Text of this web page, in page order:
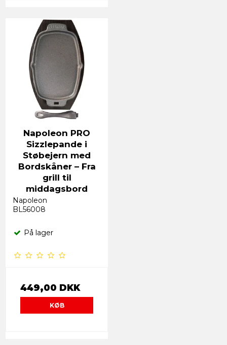
Napoleon PRO
Sizzlepande i
Støbejern med
Bordskåner – Fra
grill til
middagsbord
Napoleon
BL56008
På lager
449,00 DKK
KØB